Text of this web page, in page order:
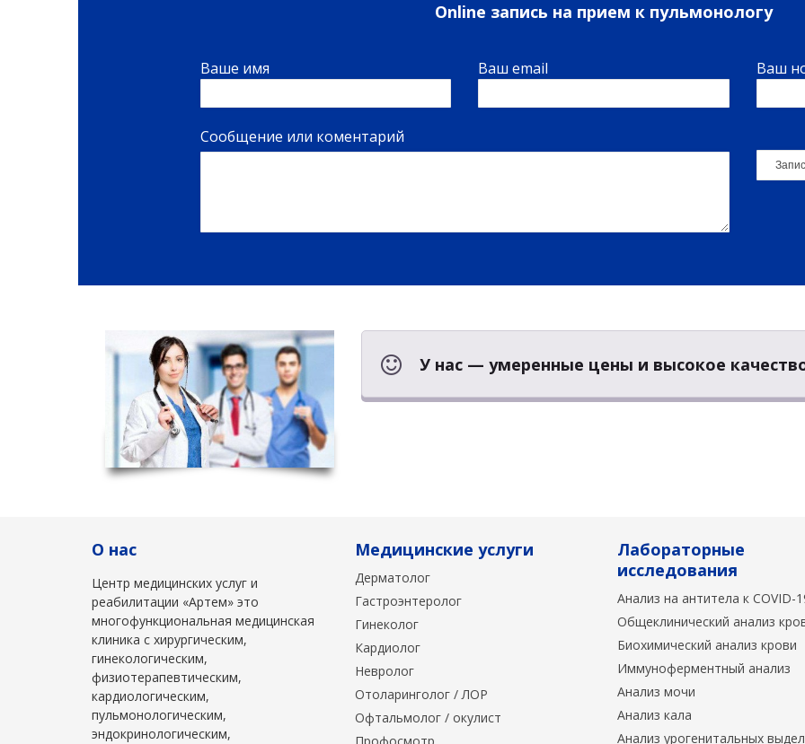
Online запись на прием к пульмонологу
Ваше имя Ваш email Ваш
Сообщение или коментарий
У нас — умеренные цены и высокое
О нас
Центр медицинских услуг и
реабилитации «Артем» это
многофункциональная медицинская
клиника с хирургическим,
гинекологическим,
физиотерапевтическим,
кардиологическим,
пульмонологическим,
эндокринологическим,
Медицинские услуги
Дерматолог
Гастроэнтеролог
Гинеколог
Кардиолог
Невролог
Отоларинголог / ЛОР
Офтальмолог / окулист
Лабораторные
исследования
Анализ на антитела к COVID-
Общеклинический анализ
Биохимический анализ крови
Иммуноферментный анализ
Анализ мочи
Анализ кала
Анализ урогенитальных